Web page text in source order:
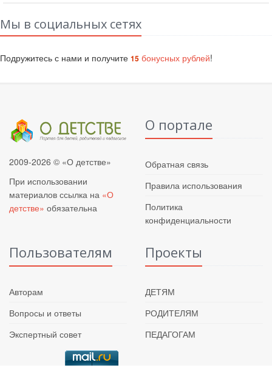
Мы в социальных сетях
Подружитесь с нами и получите 15 бонусных рублей!
2009-2026 © «О детстве»
При использовании
материалов ссылка на «О
детстве» обязательна
О портале
Обратная связь
Правила использования
Политика
конфиденциальности
Пользователям
Авторам
Вопросы и ответы
Экспертный совет
Проекты
ДЕТЯМ
РОДИТЕЛЯМ
ПЕДАГОГАМ